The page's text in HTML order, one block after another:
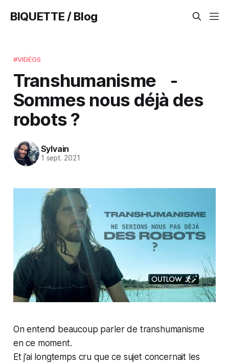
BIQUETTE / Blog
#VIDÉOS
Transhumanisme -
Sommes nous déjà des
robots ?
Sylvain
1 sept. 2021
On entend beaucoup parler de transhumanisme
en ce moment.
Et j’ai longtemps cru que ce sujet concernait les